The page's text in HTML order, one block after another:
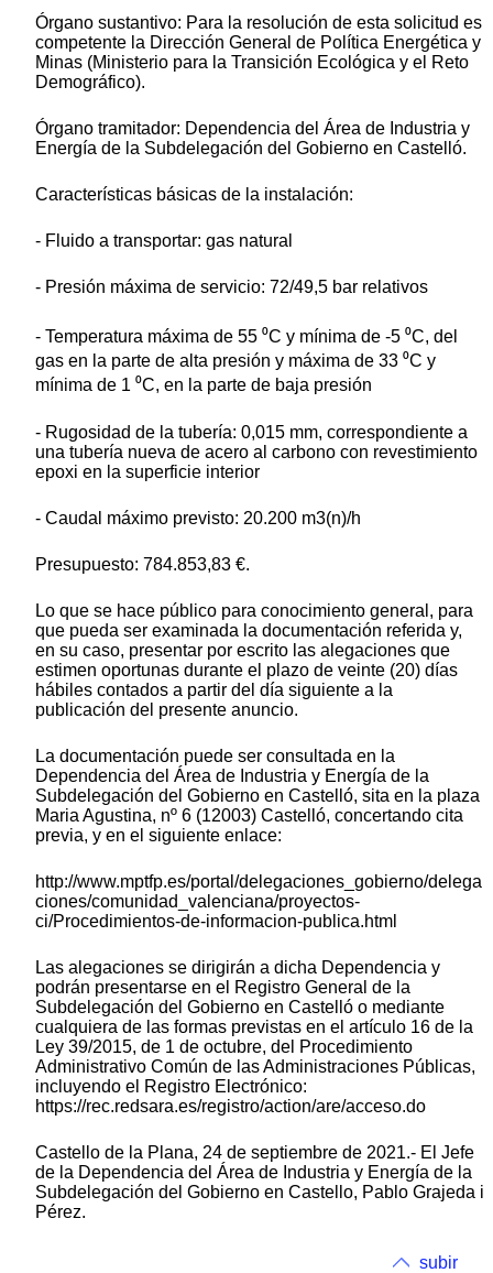
Órgano sustantivo: Para la resolución de esta solicitud es
competente la Dirección General de Política Energética y
Minas (Ministerio para la Transición Ecológica y el Reto
Demográfico).
Órgano tramitador: Dependencia del Área de Industria y
Energía de la Subdelegación del Gobierno en Castelló.
Características básicas de la instalación:
- Fluido a transportar: gas natural
- Presión máxima de servicio: 72/49,5 bar relativos
- Temperatura máxima de 55 ⁰C y mínima de -5 ⁰C, del
gas en la parte de alta presión y máxima de 33 ⁰C y
mínima de 1 ⁰C, en la parte de baja presión
- Rugosidad de la tubería: 0,015 mm, correspondiente a
una tubería nueva de acero al carbono con revestimiento
epoxi en la superficie interior
- Caudal máximo previsto: 20.200 m3(n)/h
Presupuesto: 784.853,83 €.
Lo que se hace público para conocimiento general, para
que pueda ser examinada la documentación referida y,
en su caso, presentar por escrito las alegaciones que
estimen oportunas durante el plazo de veinte (20) días
hábiles contados a partir del día siguiente a la
publicación del presente anuncio.
La documentación puede ser consultada en la
Dependencia del Área de Industria y Energía de la
Subdelegación del Gobierno en Castelló, sita en la plaza
Maria Agustina, nº 6 (12003) Castelló, concertando cita
previa, y en el siguiente enlace:
http://www.mptfp.es/portal/delegaciones_gobierno/delega
ciones/comunidad_valenciana/proyectos-
ci/Procedimientos-de-informacion-publica.html
Las alegaciones se dirigirán a dicha Dependencia y
podrán presentarse en el Registro General de la
Subdelegación del Gobierno en Castelló o mediante
cualquiera de las formas previstas en el artículo 16 de la
Ley 39/2015, de 1 de octubre, del Procedimiento
Administrativo Común de las Administraciones Públicas,
incluyendo el Registro Electrónico:
https://rec.redsara.es/registro/action/are/acceso.do
Castello de la Plana, 24 de septiembre de 2021.- El Jefe
de la Dependencia del Área de Industria y Energía de la
Subdelegación del Gobierno en Castello, Pablo Grajeda i
Pérez.
subir